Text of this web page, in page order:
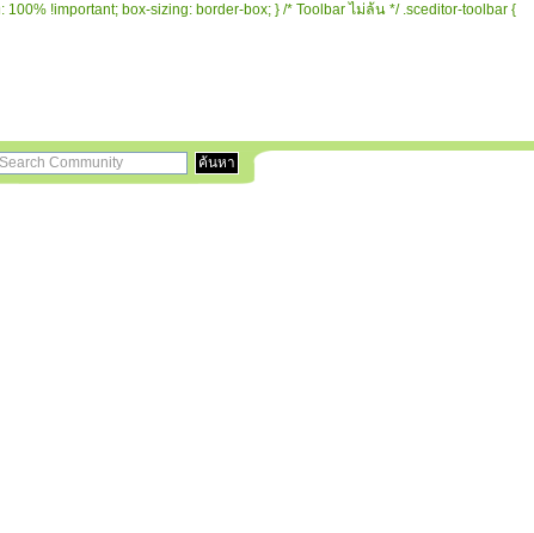
!important; box-sizing: border-box; } /* Toolbar ไม่ล้น */ .sceditor-toolbar {